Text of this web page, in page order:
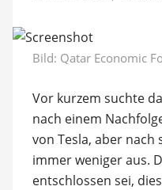
Bild: Qatar Economic
Vor kurzem suchte
nach einem
von Tesla, aber nach
immer weniger aus.
entschlossen sei,